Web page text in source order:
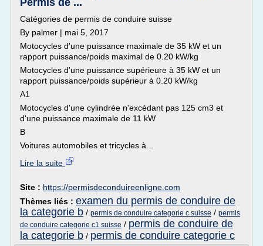
Permis de ...
Catégories de permis de conduire suisse
By palmer | mai 5, 2017
Motocycles d'une puissance maximale de 35 kW et un
rapport puissance/poids maximal de 0.20 kW/kg
Motocycles d'une puissance supérieure à 35 kW et un
rapport puissance/poids supérieur à 0.20 kW/kg
A1
Motocycles d'une cylindrée n'excédant pas 125 cm3 et
d'une puissance maximale de 11 kW
B
Voitures automobiles et tricycles à...
Lire la suite
Site : https://permisdeconduireenligne.com
Thèmes liés : examen du permis de conduire de
la categorie b / permis de conduire categorie c suisse / permis
de conduire categorie c1 suisse / permis de conduire de
la categorie b / permis de conduire categorie c